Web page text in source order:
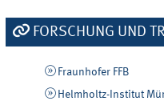
FORSCHUNG UND
Fraunhofer FFB
Helmholtz-Institut